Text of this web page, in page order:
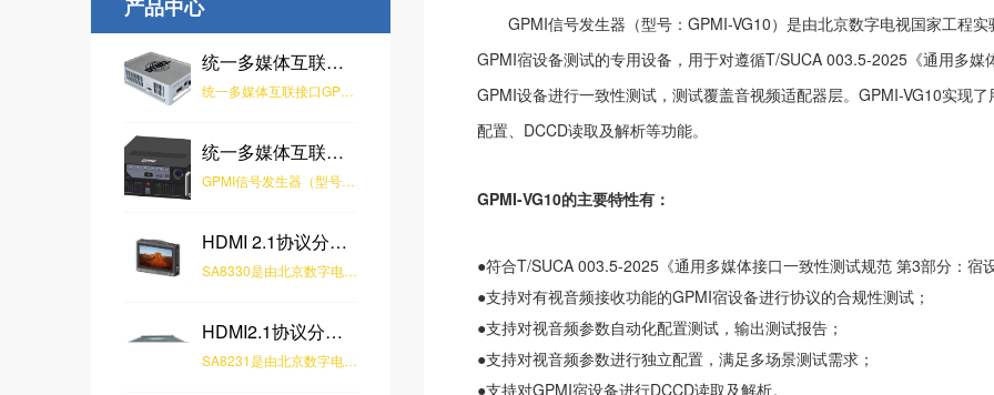
产品中心
统一多媒体互联接口 GPMI 转换器
统一多媒体互联接口GPMI转换器 是由北京数字电视国家工程实验室研发，该产品可实现GPMI与HDMI之间的协议互转，通过搭配实验室研发的多款信号生器产品，可实现多种格式的视音频测试信号输出。
统一多媒体互联接口 GPMI 信号发生器
GPMI信号发生器（型号：GPMI-VG10）是由北京数字电视国家工程实验室和中国电子技术标准化研究院联合研制的用于GPMI宿设备测试的专用设备，用于对遵循T/SUCA 003.5-2025《通用多媒体接口一致性测试规范 第3部分：宿设备》 标准的GPMI设备进行一致性测试，测试覆盖音视频适配器层。GPMI-VG10实现了用户人机交互、CTS测试项目展示与测试、测试参数配置、DCCD读取及解析等功能。
HDMI 2.1协议分析仪-SA8330
SA8330是由北京数字电视国家工程实验室全自主研发的，具有HDMI2.1 INPUT和OUTPUT接口的检测分析仪器。该产品支持HDMI2.1接口全速率并向下兼容，同时支持HDMI2.1 Generator与Analyzer功能。Generator支持10K分辨率，支持420Hz刷新率，支持HDCP1.4/2.3，支持EDID、CEC、VRR、ALLM等功能；Analyzer支持对Video、Audio、Link、HDCP数据分析，支持EDID修改及写入，支持InfoFrame抓取及解析，支持PassThrough功能。该产品适用于对HDMI接口终端进行测试验证，对HDMI接口源端进行音视频数据分析，可广泛应用于电视机、显示器、机顶盒、信号源、播放机等产品测试。
HDMI2.1协议分析仪-SA8231
SA8231是由北京数字电视国家工程实验室全自主研发的，具有HDMI2.1 INPUT和OUTPUT接口的协议分析仪。该产品支持HDMI2.1接口全速率并向下兼容，同时支持HDMI2.1 Generator与Analyzer功能。Generator支持10K分辨率，支持420Hz刷新率，支持HDCP1.4/2.3，支持EDID、CEC、VRR、ALLM等功能；Analyzer支持对Video、Audio、Link、HDCP数据分析，支持EDID修改及写入，支持InfoFrame抓取及解析，支持PassThrough功能。该产品适用于对HDMI接口终端进行测试验证，对HDMI接口源端进行音视频数据分析，可广泛应用于电视机、显示器、机顶盒、信号源、播放机等产品测试。
GPMI信号发生器（型号：GPMI-VG10）是由北京数字电视国家工程
GPMI宿设备测试的专用设备，用于对遵循T/SUCA 003.5-2025《通用多
GPMI设备进行一致性测试，测试覆盖音视频适配器层。GPMI-VG10实现
配置、DCCD读取及解析等功能。
GPMI-VG10的主要特性有：
●符合T/SUCA 003.5-2025《通用多媒体接口一致性测试规范 第3部分：宿
●支持对有视音频接收功能的GPMI宿设备进行协议的合规性测试；
●支持对视音频参数自动化配置测试，输出测试报告；
●支持对视音频参数进行独立配置，满足多场景测试需求；
●支持对GPMI宿设备进行DCCD读取及解析。